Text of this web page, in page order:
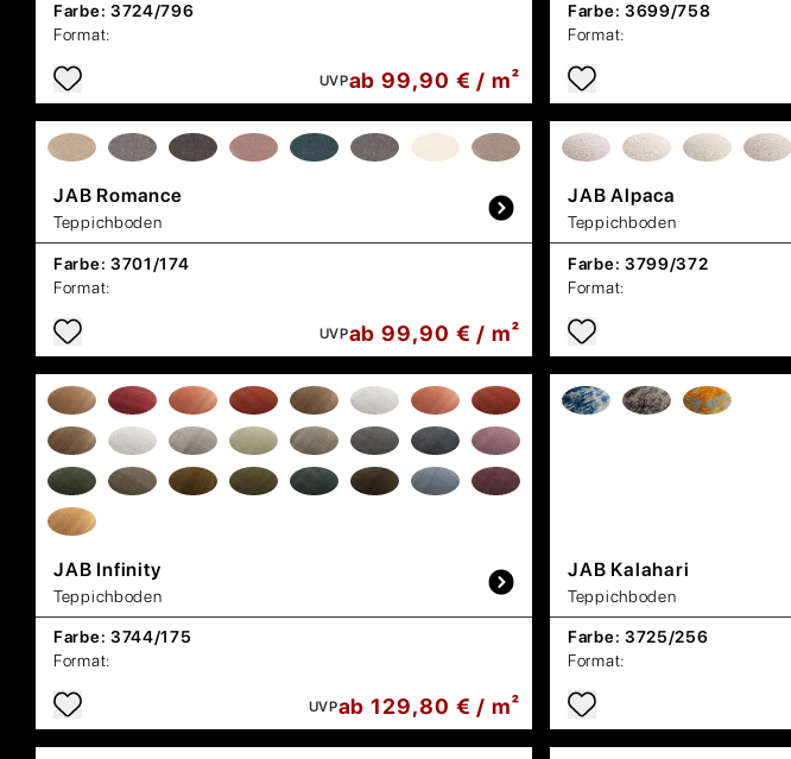
Farbe: 3724/796
Format:
UVPab 99,90 € / m²
Farbe: 3699/758
Format:
JAB Romance
Teppichboden
Farbe: 3701/174
Format:
UVPab 99,90 € / m²
JABAlpaca
Teppichboden
Farbe: 3799/372
Format:
JAB Infinity
Teppichboden
Farbe: 3744/175
Format:
UVPab 129,80 € / m²
JAB Kalahari
Teppichboden
Farbe: 3725/256
Format: